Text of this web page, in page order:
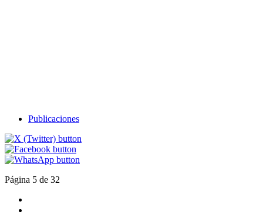
Publicaciones
Página 5 de 32